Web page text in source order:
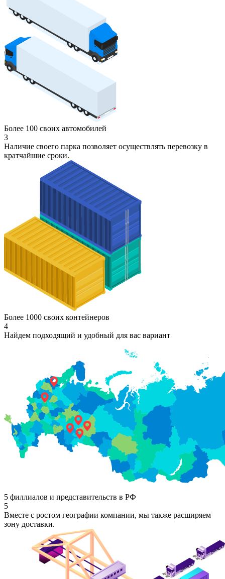
Более 100 своих автомобилей
3
Наличие своего парка позволяет осуществлять перевозку в
кратчайшие сроки.
Более 1000 своих контейнеров
4
Найдем подходящий и удобный для вас вариант
5 филлиалов и представительств в РФ
5
Вместе с ростом географии компании, мы также расширяем
зону доставки.